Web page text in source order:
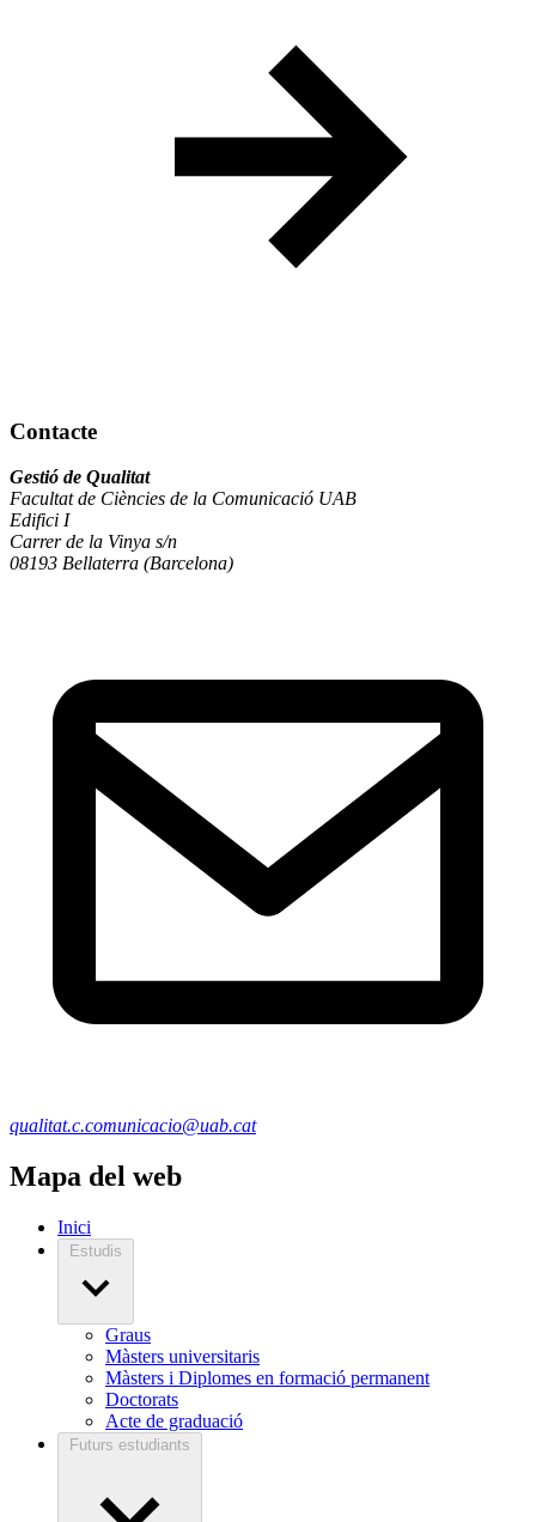
Contacte
Gestió de Qualitat
Facultat de Ciències de la Comunicació UAB
Edifici I
Carrer de la Vinya s/n
08193 Bellaterra (Barcelona)
qualitat.c.comunicacio@uab.cat
Mapa del web
Inici
Estudis
Graus
Màsters universitaris
Màsters i Diplomes en formació permanent
Doctorats
Acte de graduació
Futurs estudiants